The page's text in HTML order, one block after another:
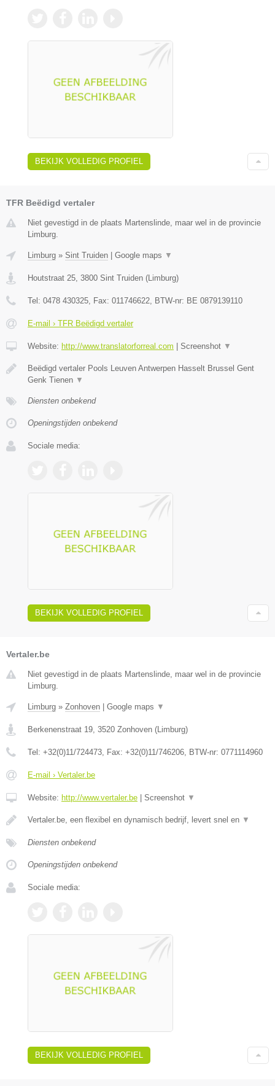
BEKIJK VOLLEDIG PROFIEL
TFR Beëdigd vertaler
Niet gevestigd in de plaats Martenslinde, maar wel in de provincie
Limburg.
Limburg » Sint Truiden | Google maps ▼
Houtstraat 25 3800 Sint Truiden (Limburg)
Tel: 0478 430325 , Fax: 011746622 , BTW-nr: BE 0879139110
E-mail › TFR Beëdigd vertaler
Website: http://www.translatorforreal.com | Screenshot ▼
Beëdigd vertaler Pools Leuven Antwerpen Hasselt Brussel Gent
Genk Tienen ▼
Diensten onbekend
Openingstijden onbekend
Sociale media:
BEKIJK VOLLEDIG PROFIEL
Vertaler.be
Niet gevestigd in de plaats Martenslinde, maar wel in de provincie
Limburg.
Limburg » Zonhoven Google maps ▼
Berkenenstraat 19, 3520 Zonhoven (Limburg)
Tel: +32(0)11/724473, Fax: +32(0)11/746206, BTW-nr: 0771114960
E-mail › Vertaler.be
Website: http://www.vertaler.be Screenshot ▼
Vertaler.be, een flexibel en dynamisch bedrijf, levert snel en ▼
Diensten onbekend
Openingstijden onbekend
Sociale media:
BEKIJK VOLLEDIG PROFIEL